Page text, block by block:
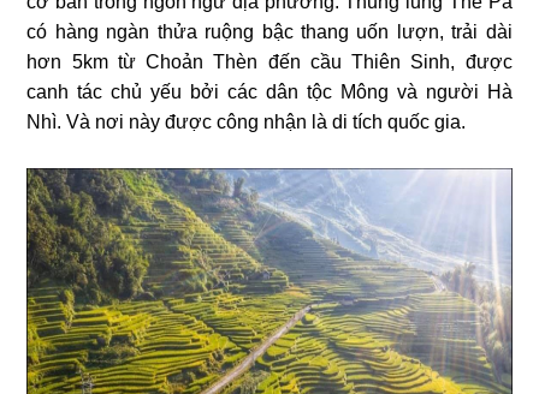
có hàng ngàn thửa ruộng bậc thang uốn lượn, trải dài
hơn 5km từ Choản Thèn đến cầu Thiên Sinh, được
canh tác chủ yếu bởi các dân tộc Mông và người Hà
Nhì. Và nơi này được công nhận là di tích quốc gia.